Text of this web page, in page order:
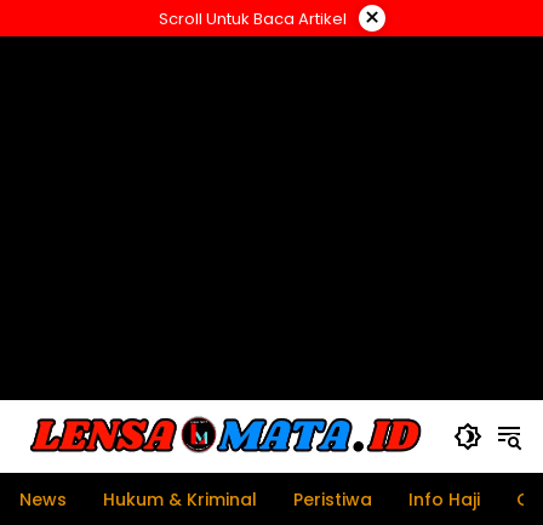
ke
Scroll Untuk Baca Artikel ×
News Hukum & Kriminal Peristiwa Info Haji